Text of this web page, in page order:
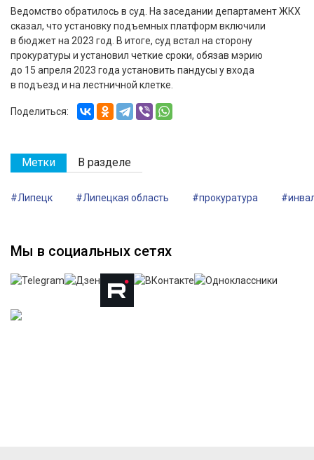
Ведомство обратилось в суд. На заседании департамент ЖКХ
сказал, что установку подъемных платформ включили
в бюджет на 2023 год. В итоге, суд встал на сторону
прокуратуры и установил четкие сроки, обязав мэрию
до 15 апреля 2023 года установить пандусы у входа
в подъезд и на лестничной клетке.
Поделиться:
Метки В разделе
#Липецк #Липецкая область #прокуратура
Мы в социальных сетях